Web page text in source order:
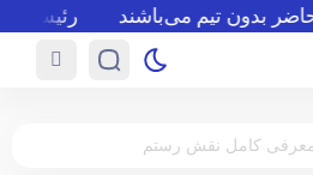
بدون تیم می‌باشند رئیس فیفا
معرفی کامل نقش رستم